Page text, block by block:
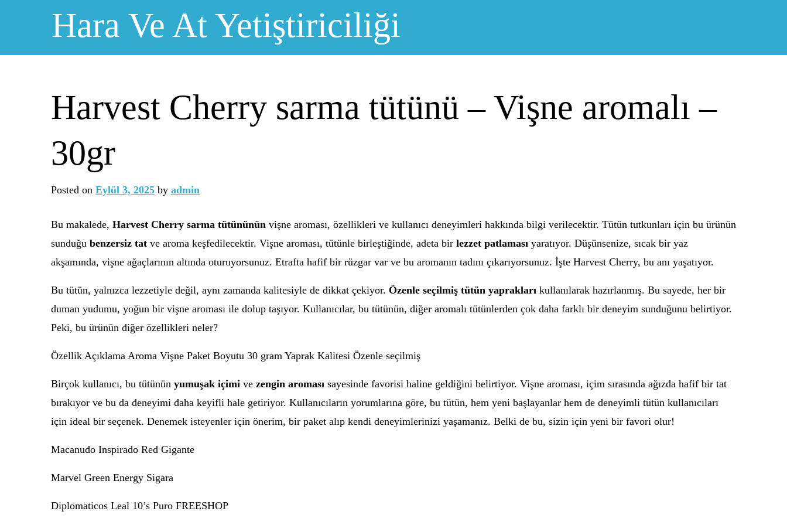
Hara Ve At Yetiştiriciliği
Harvest Cherry sarma tütünü – Vişne aromalı –
30gr
Posted on Eylül 3, 2025 by admin
Bu makalede, Harvest Cherry sarma tütününün vişne aroması, özellikleri ve kullanıcı deneyimleri hakkında bilgi verilecektir. Tütün tutkunları için bu ürünün
sunduğu benzersiz tat ve aroma keşfedilecektir. Vişne aroması, tütünle birleştiğinde, adeta bir lezzet patlaması yaratıyor. Düşünsenize, sıcak bir yaz
akşamında, vişne ağaçlarının altında oturuyorsunuz. Etrafta hafif bir rüzgar var ve bu aromanın tadını çıkarıyorsunuz. İşte Harvest Cherry, bu anı yaşatıyor.
Bu tütün, yalnızca lezzetiyle değil, aynı zamanda kalitesiyle de dikkat çekiyor. Özenle seçilmiş tütün yaprakları kullanılarak hazırlanmış. Bu sayede, her bir
duman yudumu, yoğun bir vişne aroması ile dolup taşıyor. Kullanıcılar, bu tütünün, diğer aromalı tütünlerden çok daha farklı bir deneyim sunduğunu belirtiyor.
Peki, bu ürünün diğer özellikleri neler?
Özellik Açıklama Aroma Vişne Paket Boyutu 30 gram Yaprak Kalitesi Özenle seçilmiş
Birçok kullanıcı, bu tütünün yumuşak içimi ve zengin aroması sayesinde favorisi haline geldiğini belirtiyor. Vişne aroması, içim sırasında ağızda hafif bir tat
bırakıyor ve bu da deneyimi daha keyifli hale getiriyor. Kullanıcıların yorumlarına göre, bu tütün, hem yeni başlayanlar hem de deneyimli tütün kullanıcıları
için ideal bir seçenek. Denemek isteyenler için önerim, bir paket alıp kendi deneyimlerinizi yaşamanız. Belki de bu, sizin için yeni bir favori olur!
Macanudo Inspirado Red Gigante
Marvel Green Energy Sigara
Diplomaticos Leal 10’s Puro FREESHOP